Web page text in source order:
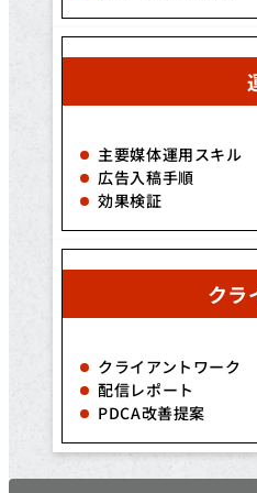
主要媒体運用スキル
広告入稿手順
効果検証
クラ
クライアントワーク
配信レポート
PDCA改善提案